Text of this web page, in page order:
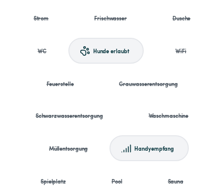
Strom Frischwasser Dusche
WC Hunde erlaubt WiFi
Feuerstelle Grauwasserentsorgung
Schwarzwasserentsorgung Waschmaschine
Müllentsorgung Handyempfang
Spielplatz Pool Sauna